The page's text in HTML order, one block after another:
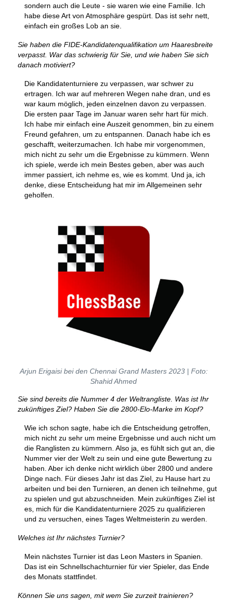
sondern auch die Leute - sie waren wie eine Familie. Ich
habe diese Art von Atmosphäre gespürt. Das ist sehr nett,
einfach ein großes Lob an sie.
Sie haben die FIDE-Kandidatenqualifikation um Haaresbreite
verpasst. War das schwierig für Sie, und wie haben Sie sich
danach motiviert?
Die Kandidatenturniere zu verpassen, war schwer zu
ertragen. Ich war auf mehreren Wegen nahe dran, und es
war kaum möglich, jeden einzelnen davon zu verpassen.
Die ersten paar Tage im Januar waren sehr hart für mich.
Ich habe mir einfach eine Auszeit genommen, bin zu einem
Freund gefahren, um zu entspannen. Danach habe ich es
geschafft, weiterzumachen. Ich habe mir vorgenommen,
mich nicht zu sehr um die Ergebnisse zu kümmern. Wenn
ich spiele, werde ich mein Bestes geben, aber was auch
immer passiert, ich nehme es, wie es kommt. Und ja, ich
denke, diese Entscheidung hat mir im Allgemeinen sehr
geholfen.
Arjun Erigaisi bei den Chennai Grand Masters 2023 | Foto:
Shahid Ahmed
Sie sind bereits die Nummer 4 der Weltrangliste. Was ist Ihr
zukünftiges Ziel? Haben Sie die 2800-Elo-Marke im Kopf?
Wie ich schon sagte, habe ich die Entscheidung getroffen,
mich nicht zu sehr um meine Ergebnisse und auch nicht um
die Ranglisten zu kümmern. Also ja, es fühlt sich gut an, die
Nummer vier der Welt zu sein und eine gute Bewertung zu
haben. Aber ich denke nicht wirklich über 2800 und andere
Dinge nach. Für dieses Jahr ist das Ziel, zu Hause hart zu
arbeiten und bei den Turnieren, an denen ich teilnehme, gut
zu spielen und gut abzuschneiden. Mein zukünftiges Ziel ist
es, mich für die Kandidatenturniere 2025 zu qualifizieren
und zu versuchen, eines Tages Weltmeisterin zu werden.
Welches ist Ihr nächstes Turnier?
Mein nächstes Turnier ist das Leon Masters in Spanien.
Das ist ein Schnellschachturnier für vier Spieler, das Ende
des Monats stattfindet.
Können Sie uns sagen, mit wem Sie zurzeit trainieren?